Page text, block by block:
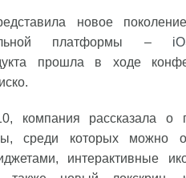
новое
платформы –
прошла в ходе
компания рассказала о
среди которых можно
интерактивные